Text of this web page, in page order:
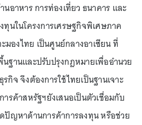
อาหาร การท่องเที่ยว ธนาคาร และ
นในโครงการเศรษฐกิจพิเศษภาค
มองไทย เป็นศูนย์กลางอาเซียน ที่
นฐานและปรับปรุงกฎหมายเพื่ออำนวย
กิจ จึงต้องการใช้ไทยเป็นฐานเจาะ
รค้าสหรัฐฯยังเสนอเป็นตัวเชื่อมกับ
ปัญหาด้านการค้าการลงทุน หรือช่วย